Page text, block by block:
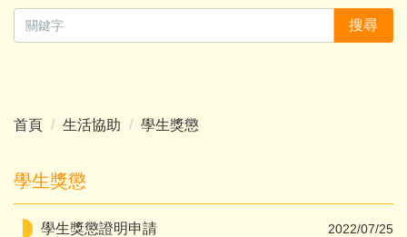
搜尋
首頁 生活協助 學生獎懲
學生獎懲
學生獎懲證明申請 2022/07/25